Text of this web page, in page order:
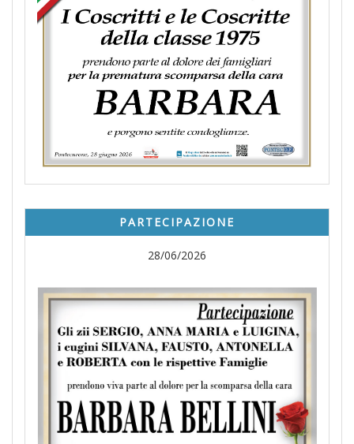
PARTECIPAZIONE
28/06/2026